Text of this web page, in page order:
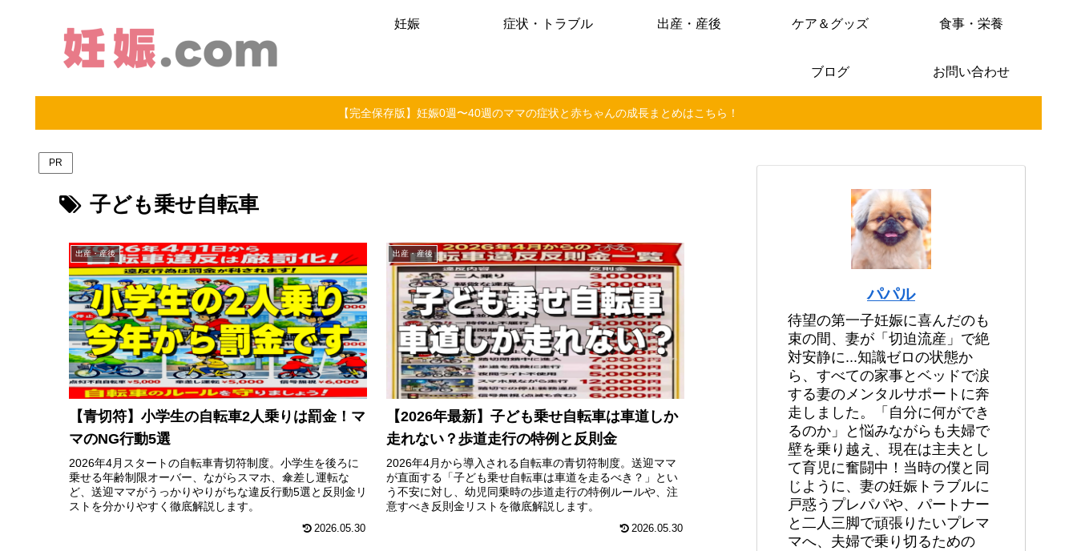
妊娠 症状・トラブル 出産・産後 ケア＆グッズ 食事・栄養
ブログ お問い合わせ
【完全保存版】妊娠0週〜40週のママの症状と赤ちゃんの成長まとめはこちら！
PR
子ども乗せ自転車
出産・産後
【青切符】小学生の自転車2人乗りは罰金！マ
マのNG行動5選
2026年4月スタートの自転車青切符制度。小学生を後ろに
乗せる年齢制限オーバー、ながらスマホ、傘差し運転な
ど、送迎ママがうっかりやりがちな違反行動5選と反則金リ
ストを分かりやすく徹底解説します。
2026.05.30
出産・産後
【2026年最新】子ども乗せ自転車は車道しか
走れない？歩道走行の特例と反則金
2026年4月から導入される自転車の青切符制度。送迎ママ
が直面する「子ども乗せ自転車は車道を走るべき？」とい
う不安に対し、幼児同乗時の歩道走行の特例ルールや、注
意すべき反則金リストを徹底解説します。
2026.05.30
パパル
待望の第一子妊娠に喜んだのも
束の間、妻が「切迫流産」で絶
対安静に...知識ゼロの状態か
ら、すべての家事とベッドで涙
する妻のメンタルサポートに奔
走しました。「自分に何ができ
るのか」と悩みながらも夫婦で
壁を乗り越え、現在は主夫とし
て育児に奮闘中！当時の僕と同
じように、妻の妊娠トラブルに
戸惑うプレパパや、パートナー
と二人三脚で頑張りたいプレマ
マへ、夫婦で乗り切るための